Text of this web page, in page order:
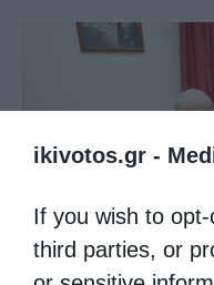
ikivotos.gr -
If you wish to
third parties, or